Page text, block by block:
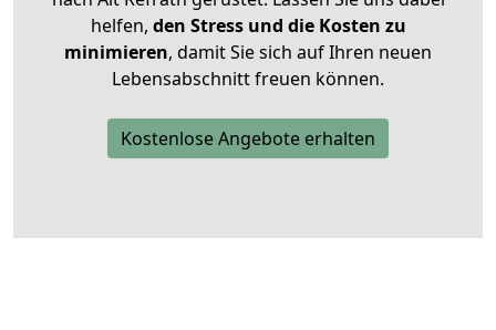
helfen, den Stress und die Kosten zu
minimieren, damit Sie sich auf Ihren neuen
Lebensabschnitt freuen können.
Kostenlose Angebote erhalten